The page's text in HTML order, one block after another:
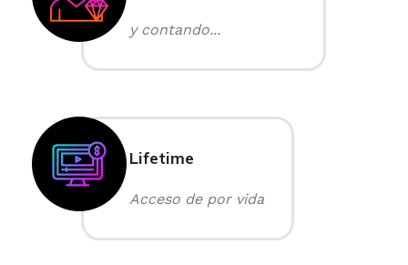
y contando...
Lifetime
Acceso de por vida